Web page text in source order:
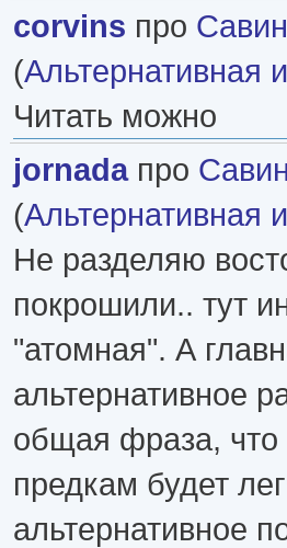
corvins про Савин
(Альтернативная
Читать можно
jornadaпро Савин
(Альтернативная
Не разделяю
покрошили.. тут
"атомная". А
альтернативное
общая фраза, что
предкам будет
альтернативное